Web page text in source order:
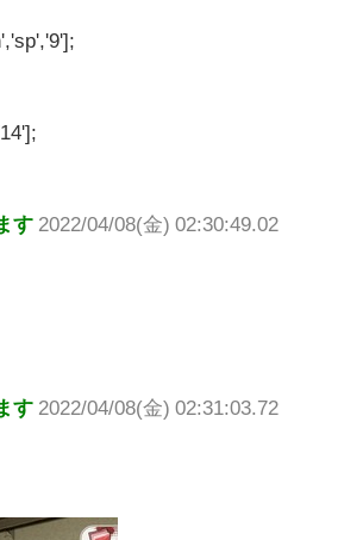
す 2022/04/08(金) 02:30:49.02
す 2022/04/08(金) 02:31:03.72